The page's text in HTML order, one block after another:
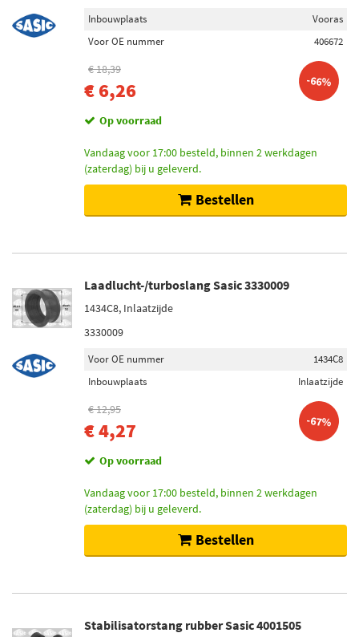
Inbouwplaats
Vooras
Voor OE nummer
406672
€ 18,39
€ 6,26 -66%
Op voorraad
Vandaag voor 17:00 besteld, binnen 2 werkdagen
(zaterdag) bij u geleverd.
Bestellen
Laadlucht-/turboslang Sasic 3330009
1434C8, Inlaatzijde
3330009
Voor OE nummer
1434C8
Inbouwplaats
Inlaatzijde
€ 12,95
€ 4,27 -67%
Op voorraad
Vandaag voor 17:00 besteld, binnen 2 werkdagen
(zaterdag) bij u geleverd.
Bestellen
Stabilisatorstang rubber Sasic 4001505